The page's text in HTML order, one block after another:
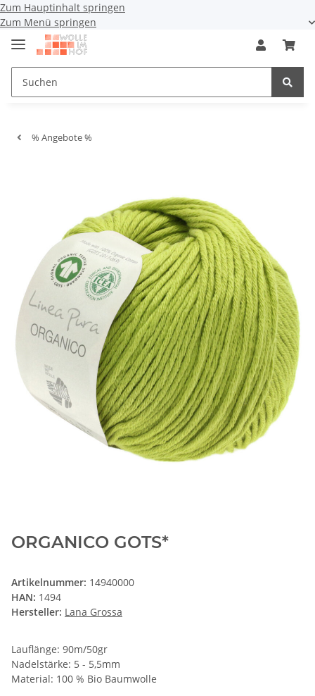
Zum Hauptinhalt springen
Zum Menü springen
% Angebote %
ORGANICO GOTS*
Artikelnummer: 14940000
HAN: 1494
Hersteller: Lana Grossa
Lauflänge: 90m/50gr
Nadelstärke: 5 - 5,5mm
Material: 100 % Bio Baumwolle